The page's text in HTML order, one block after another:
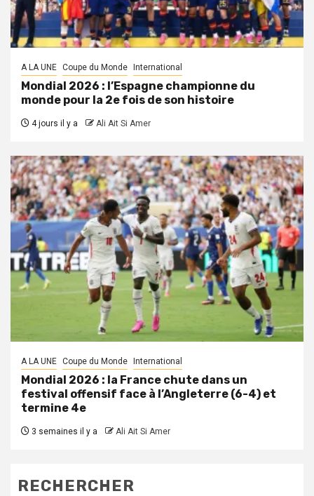
A LA UNE Coupe du Monde International
Mondial 2026 : l’Espagne championne du
monde pour la 2e fois de son histoire
4 jours il y a Ali Ait Si Amer
A LA UNE Coupe du Monde International
Mondial 2026 : la France chute dans un
festival offensif face à l’Angleterre (6-4) et
termine 4e
3 semaines il y a Ali Ait Si Amer
RECHERCHER